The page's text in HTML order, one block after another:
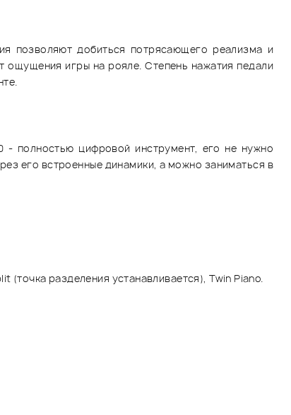
позволяют добиться потрясающего реализма и
ощущения игры на рояле. Степень нажатия педали
- полностью цифровой инструмент, его не нужно
его встроенные динамики, а можно заниматься в
разделения устанавливается), Twin Piano.